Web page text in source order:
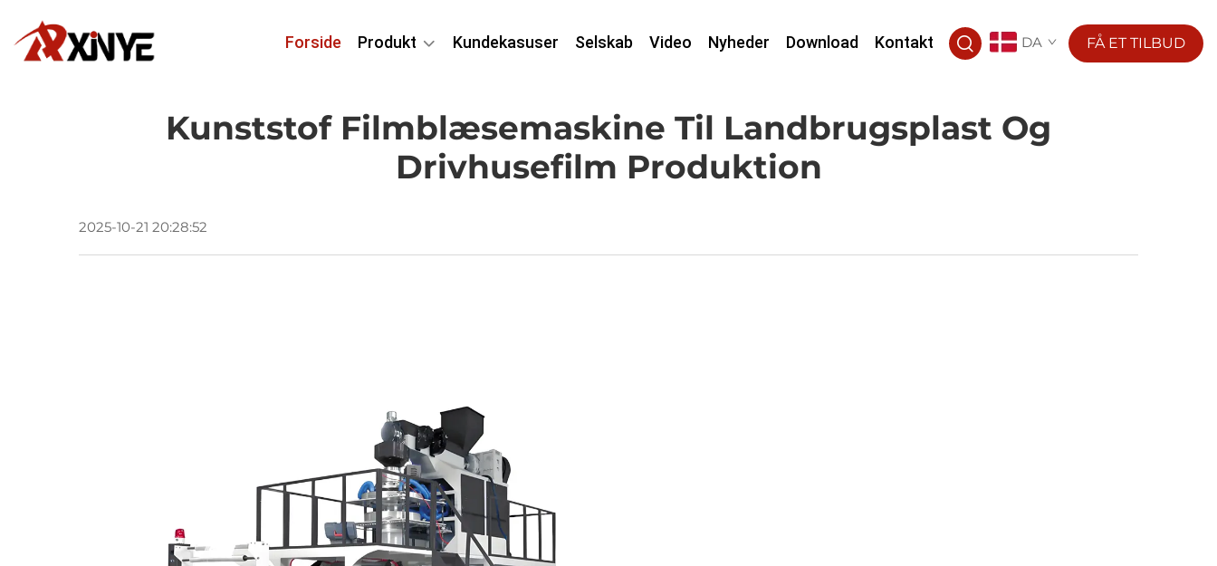
Forside Produkt Kundekasuser Selskab Video Nyheder Download Kontakt DA FÅ ET TILBUD
Kunststof Filmblæsemaskine Til Landbrugsplast Og
Drivhusefilm Produktion
2025-10-21 20:28:52